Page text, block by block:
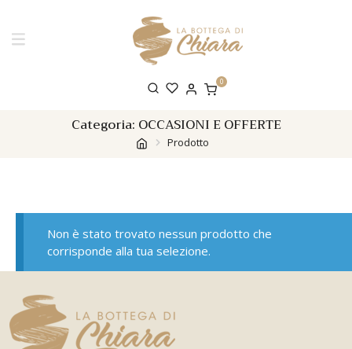
0
Categoria: OCCASIONI E OFFERTE
Prodotto
Non è stato trovato nessun prodotto che
corrisponde alla tua selezione.